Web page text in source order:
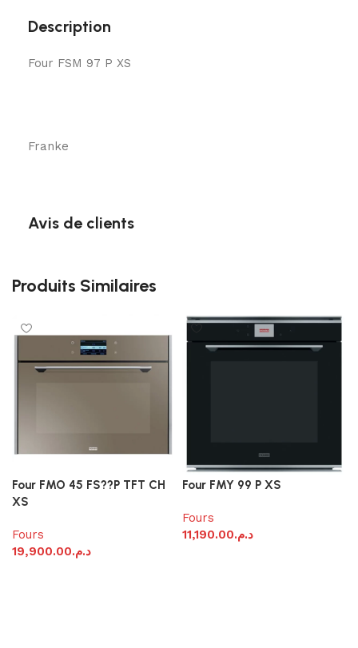
Description
Four FSM 97 P XS
Franke
Avis de clients
Produits Similaires
Four FMO 45 FS??P TFT CH
XS
Fours
د.م.19,900.00
Four FMY 99 P XS
Fours
د.م.11,190.00